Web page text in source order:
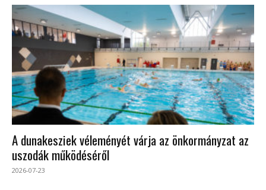
A dunakesziek véleményét várja az önkormányzat az
uszodák működéséről
2026-07-23